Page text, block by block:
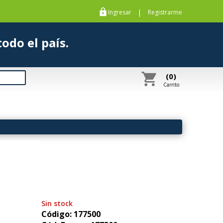
https Ingresar | Registrarme
a todo el país.
shopping_cart (0)
Carrito
Sin stock
Código: 177500